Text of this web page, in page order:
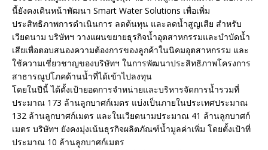
นี้ยังคงเดินหน้าพัฒนา Smart Water Solutions เพื่อเพิ่ม
ประสิทธิภาพการดำเนินการ ลดต้นทุน และลดน้ำสูญเสีย สำหรับ
เวียดนาม บริษัทฯ วางแผนขยายธุรกิจน้ำอุตสาหกรรมและบำบัดน้ำ
เสียเพื่อตอบสนองความต้องการของลูกค้าในนิคมอุตสาหกรรม และ
ใช้ความเชี่ยวชาญของบริษัทฯ ในการพัฒนาประสิทธิภาพโครงการ
สาธารณูปโภคด้านน้ำที่ได้เข้าไปลงทุน
โดยในปีนี้ ได้ตั้งเป้ายอดการจำหน่ายและบริหารจัดการน้ำรวมที่
ประมาณ 173 ล้านลูกบาศก์เมตร แบ่งเป็นภายในประเทศประมาณ
132 ล้านลูกบาศก์เมตร และในเวียดนามประมาณ 41 ล้านลูกบาศก์
เมตร บริษัทฯ ยังคงมุ่งเน้นธุรกิจผลิตภัณฑ์น้ำมูลค่าเพิ่ม โดยตั้งเป้าที่
ประมาณ 10 ล้านลูกบาศก์เมตร